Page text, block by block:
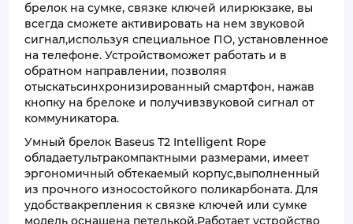
брелок на сумке, связке ключей илирюкзаке, вы
всегда сможете активировать на нем звуковой
сигнал,используя специальное ПО, установленное
на телефоне. Устройствоможет работать и в
обратном направлении, позволяя
отыскатьсинхронизированный смартфон, нажав
кнопку на брелоке и получивзвуковой сигнал от
коммуникатора.
Умный брелок Baseus T2 Intelligent Rope
обладаетультракомпактными размерами, имеет
эргономичный обтекаемый корпус,выполненный
из прочного износостойкого поликарбоната. Для
удобствакрепления к связке ключей или сумке
модель оснащена петелькой.Работает устройство